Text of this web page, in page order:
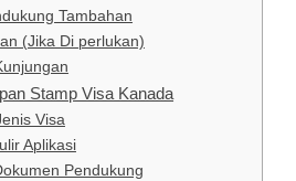
Tambahan
(Jika Di perlukan)
Stamp Visa Kanada
Visa
Aplikasi
Pendukung